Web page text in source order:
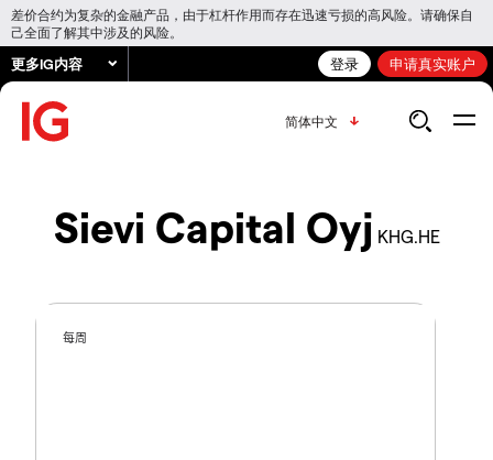
差价合约为复杂的金融产品，由于杠杆作用而存在迅速亏损的高风险。请确保自
己全面了解其中涉及的风险。
更多IG内容 登录 申请真实账户
简体中文
Sievi Capital Oyj KHG.HE
每周